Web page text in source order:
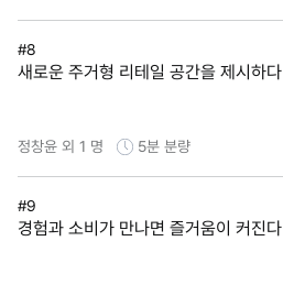
#8
새로운 주거형 리테일 공간을 제시하다
정창윤 외 1 명 5분 분량
#9
경험과 소비가 만나면 즐거움이 커진다